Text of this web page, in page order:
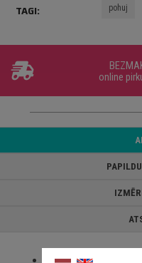
TAGI: pohuj
online
Izmantotas tikai